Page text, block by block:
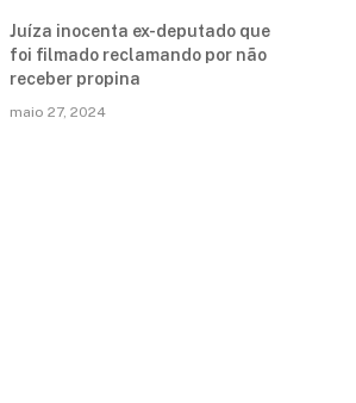
Juíza inocenta ex-deputado que
foi filmado reclamando por não
receber propina
maio 27, 2024